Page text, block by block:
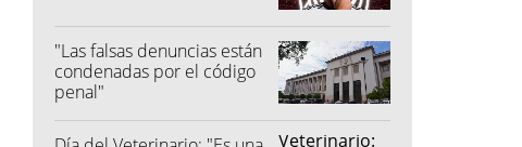
"Las falsas denuncias están
condenadas por el código
penal"